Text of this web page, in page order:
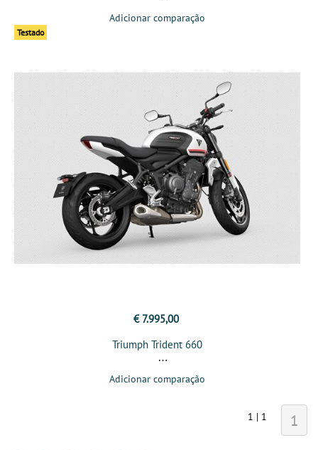
Adicionar comparação
Testado
€ 7.995,00
Triumph Trident 660
Adicionar comparação
1 | 1 1